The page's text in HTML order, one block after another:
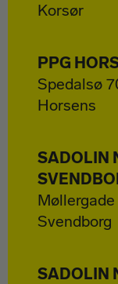
Korsør
PPG
Spedalsø
Horsens
SADOLIN
Svendborg
SADOLIN